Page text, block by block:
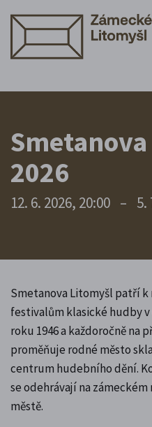
2026
12. 6. 2026, 20:00 – 5.
Smetanova Litomyšl patří k
festivalům klasické hudby v
roku 1946 a každoročně na
proměňuje rodné město
centrum hudebního dění.
se odehrávají na
městě.